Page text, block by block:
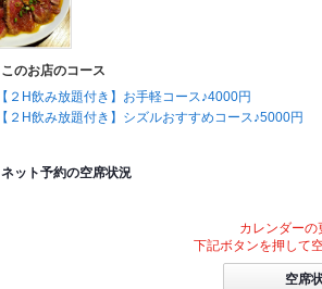
このお店のコース
【２H飲み放題付き】お手軽コース♪4000円
【２H飲み放題付き】シズルおすすめコース♪5000円
ネット予約の空席状況
カレンダーの
下記ボタンを押して
空席